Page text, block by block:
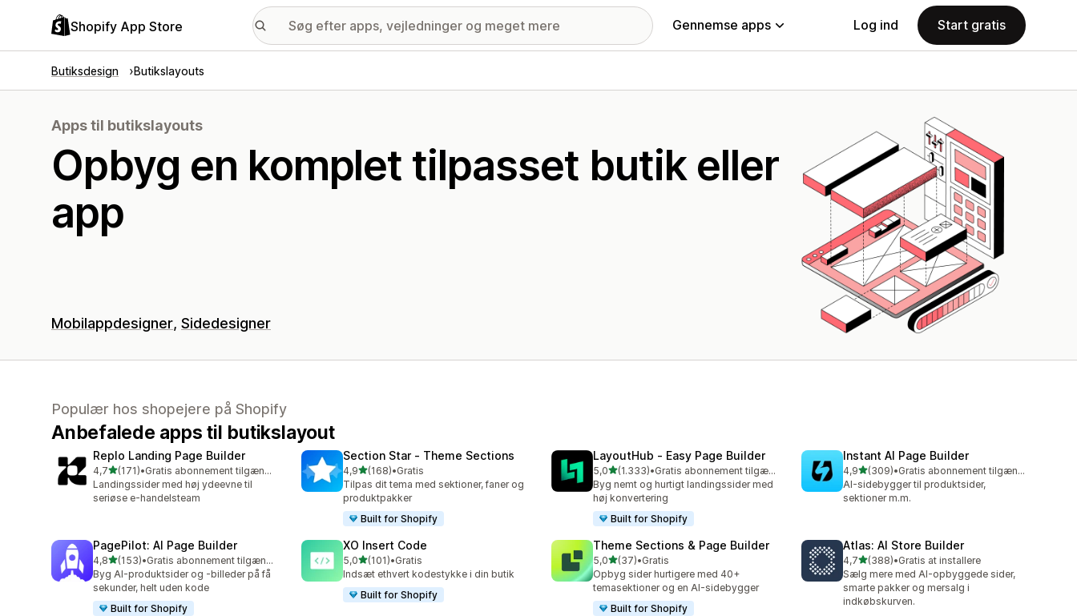
Shopify App Store Gennemse apps Log ind Start gratis
Butiksdesign Butikslayouts
Apps til butikslayouts
Opbyg en komplet tilpasset butik eller
app
Mobilappdesigner Sidedesigner
Populær hos shopejere på Shopify
Anbefalede apps til butikslayout
Replo Landing Page Builder
4,7ud af 5 stjerner
(171)
171 anmeldelser i alt
•
Gratis abonnement tilgængeligt
Landingssider med høj ydeevne til
seriøse e-handelsteam
Section Star ‑ Theme Sections
4,9ud af 5 stjerner
(168)
168 anmeldelser i alt
•Gratis
Tilpas dit tema med sektioner, faner og
produktpakker
Built for Shopify
LayoutHub ‑ Easy Page Builder
5,0ud af 5 stjerner
(1.333)
1333 anmeldelser i alt
•
Gratis abonnement tilgængeligt
Byg nemt og hurtigt landingssider med
høj konvertering
Built for Shopify
Instant AI Page Builder
4,9ud af 5 stjerner
(309)
309 anmeldelser i alt
•
Gratis abonnement tilgængeligt
AI-sidebygger til produktsider,
sektioner m.m.
PagePilot: AI Page Builder
4,8ud af 5 stjerner
(153)
153 anmeldelser i alt
•
Gratis abonnement tilgængeligt
Byg AI-produktsider og -billeder på få
sekunder, helt uden kode
Built for Shopify
XO Insert Code
5,0ud af 5 stjerner
(101)
101 anmeldelser i alt
•Gratis
Indsæt ethvert kodestykke i din butik
Built for Shopify
Theme Sections & Page Builder
5,0ud af 5 stjerner
(37)
37 anmeldelser i alt
•Gratis
Opbyg sider hurtigere med 40+
temasektioner og en AI-sidebygger
Built for Shopify
Atlas: AI Store Builder
4,7ud af 5 stjerner
(388)
388 anmeldelser i alt
•Gratis at installere
Sælg mere med AI-opbyggede sider,
smarte pakker og mersalg i
indkøbskurven.